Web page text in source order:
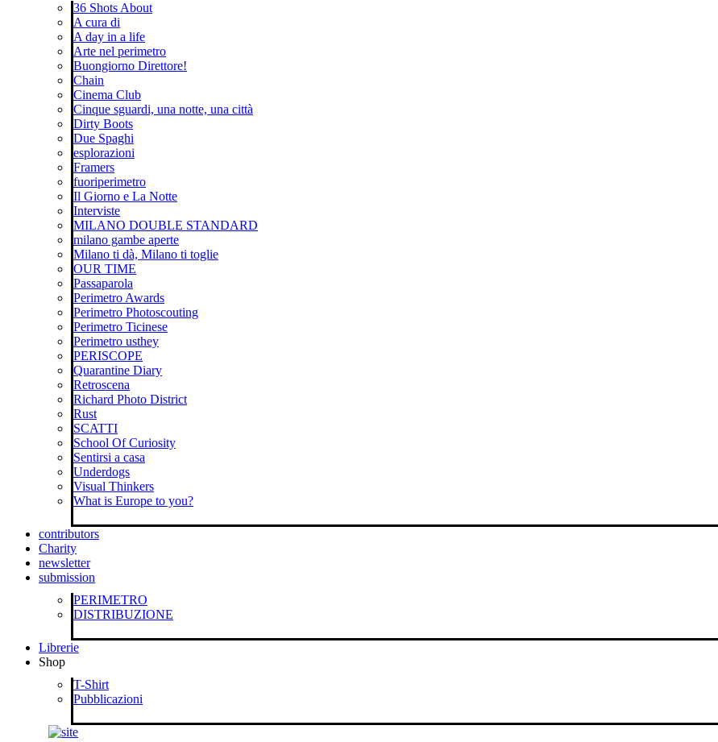
36 Shots About
A cura di
A day in a life
Arte nel perimetro
Buongiorno Direttore!
Chain
Cinema Club
Cinque sguardi, una notte, una città
Dirty Boots
Due Spaghi
esplorazioni
Framers
fuoriperimetro
Il Giorno e La Notte
Interviste
MILANO DOUBLE STANDARD
milano gambe aperte
Milano ti dà, Milano ti toglie
OUR TIME
Passaparola
Perimetro Awards
Perimetro Photoscouting
Perimetro Ticinese
Perimetro usthey
PERISCOPE
Quarantine Diary
Retroscena
Richard Photo District
Rust
SCATTI
School Of Curiosity
Sentirsi a casa
Underdogs
Visual Thinkers
What is Europe to you?
contributors
Charity
newsletter
submission
PERIMETRO
DISTRIBUZIONE
Librerie
Shop
T-Shirt
Pubblicazioni